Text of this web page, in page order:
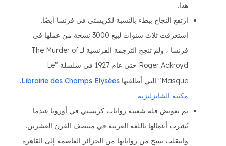
هذا.
ارتفع النجاح ببطء بالنسبة لكريستي في فرنسا أيضًا.
استغرقت ثلاث سنوات لبيع 3000 نسخة من عملها في
فرنسا ، ولم تنجح الترجمة الفرنسية لـ The Murder of
Roger Ackroyd حتى عام 1927 في سلسلة "Le
Masque" التي أطلقتها
Librairie des Champs Elysées.
مكتبة الشانزليزيه .
تم تعويض قلة شعبية روايات كريستي في أوروبا عندما
نُشرت أعمالها باللغة العربية في منتصف القرن العشرين.
وانتقلت نسخ من رواياتها من الجزائر العاصمة إلى القاهرة